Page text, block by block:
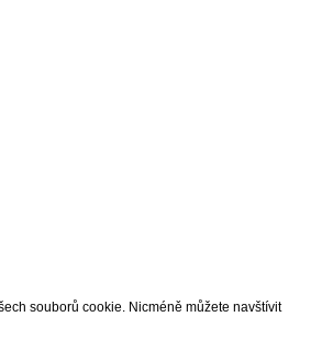
souborů cookie. Nicméně můžete navštívit